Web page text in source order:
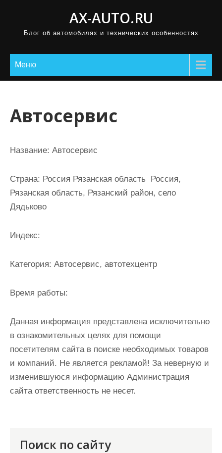
AX-AUTO.RU
Блог об автомобилях и технических особенностях
Меню
Автосервис
Название: Автосервис
Страна: Россия Рязанская область Россия,
Рязанская область, Рязанский район, село
Дядьково
Индекс:
Категория: Автосервис, автотехцентр
Время работы:
Данная информация представлена исключительно
в ознакомительных целях для помощи
посетителям сайта в поиске необходимых товаров
и компаний. Не является рекламой! За неверную и
изменившуюся информацию Администрация
сайта ответственность не несет.
Поиск по сайту